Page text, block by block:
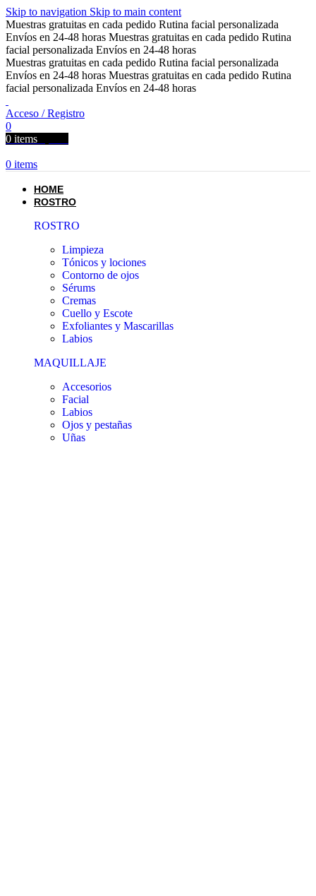
Skip to navigation Skip to main content
Muestras gratuitas en cada pedido Rutina facial personalizada
Envíos en 24-48 horas Muestras gratuitas en cada pedido Rutina
facial personalizada Envíos en 24-48 horas
Muestras gratuitas en cada pedido Rutina facial personalizada
Envíos en 24-48 horas Muestras gratuitas en cada pedido Rutina
facial personalizada Envíos en 24-48 horas
Acceso / Registro
0
0 items
0 items
HOME
ROSTRO
ROSTRO
Limpieza
Tónicos y lociones
Contorno de ojos
Sérums
Cremas
Cuello y Escote
Exfoliantes y Mascarillas
Labios
MAQUILLAJE
Accesorios
Facial
Labios
Ojos y pestañas
Uñas